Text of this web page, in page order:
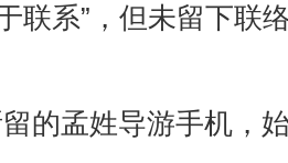
联系”，但未留下联
的孟姓导游手机，